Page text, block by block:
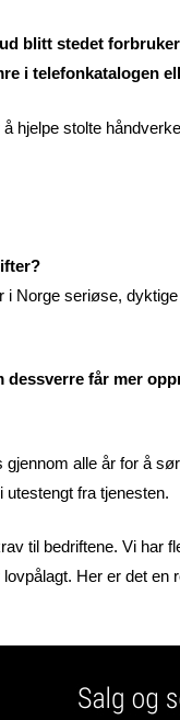
blitt stedet
i telefonkatalogen
hjelpe stolte
Norge seriøse,
får mer
alle år for å
fra tjenesten.
til bedriftene. Vi har
Her er det